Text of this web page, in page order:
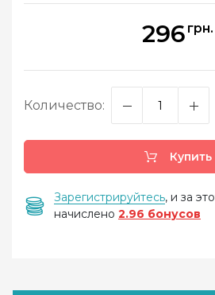
296 грн.
Количество:
Купить
Зарегистрируйтесь, и за
начислено 2.96 бонусов